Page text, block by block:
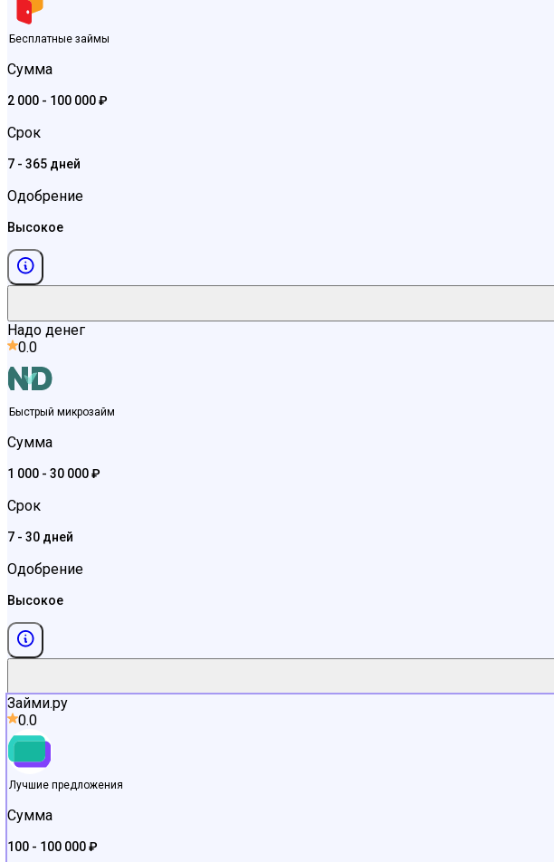
Бесплатные займы
Сумма
2 000 - 100 000 ₽
Срок
7 - 365 дней
Одобрение
Высокое
Надо денег
0.0
Быстрый микрозайм
Сумма
1 000 - 30 000 ₽
Срок
7 - 30 дней
Одобрение
Высокое
Займи.ру
0.0
Лучшие предложения
Сумма
100 - 100 000 ₽